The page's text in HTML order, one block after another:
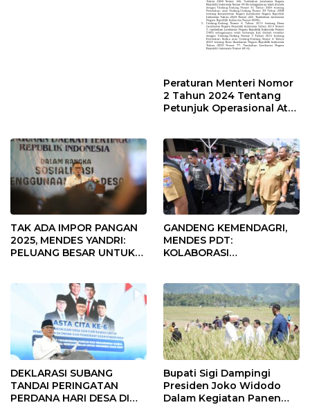
Peraturan Menteri Nomor
2 Tahun 2024 Tentang
Petunjuk Operasional Atas
TAK ADA IMPOR PANGAN
2025, MENDES YANDRI:
PELUANG BESAR UNTUK
GANDENG KEMENDAGRI,
MENDES PDT:
KOLABORASI
DEKLARASI SUBANG
TANDAI PERINGATAN
PERDANA HARI DESA DI
Bupati Sigi Dampingi
Presiden Joko Widodo
Dalam Kegiatan Panen